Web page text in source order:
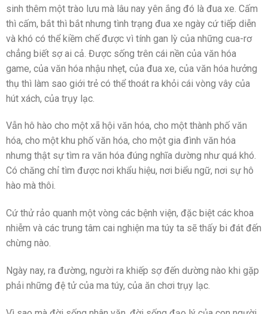
sinh thêm một trào lưu mà lâu nay yên ắng đó là đua xe. Cấm
thì cấm, bắt thì bắt nhưng tình trạng đua xe ngày cứ tiếp diễn
và khó có thể kiềm chế được vì tính gan lỳ của những cua-rơ
chẳng biết sợ ai cả. Được sống trên cái nền của văn hóa
game, của văn hóa nhậu nhẹt, của đua xe, của văn hóa hưởng
thụ thì làm sao giới trẻ có thể thoát ra khỏi cái vòng vây của
hút xách, của trụy lạc.
Vẫn hô hào cho một xã hội văn hóa, cho một thành phố văn
hóa, cho một khu phố văn hóa, cho một gia đình văn hóa
nhưng thật sự tìm ra văn hóa đúng nghĩa dường như quá khó.
Có chăng chỉ tìm được nơi khẩu hiệu, nơi biểu ngữ, nơi sự hô
hào mà thôi.
Cứ thử rảo quanh một vòng các bệnh viện, đặc biệt các khoa
nhiễm và các trung tâm cai nghiện ma túy ta sẽ thấy bi đát đến
chừng nào.
Ngày nay, ra đường, người ra khiếp sợ đến dường nào khi gặp
phải những đệ tử của ma túy, của ăn chơi trụy lạc.